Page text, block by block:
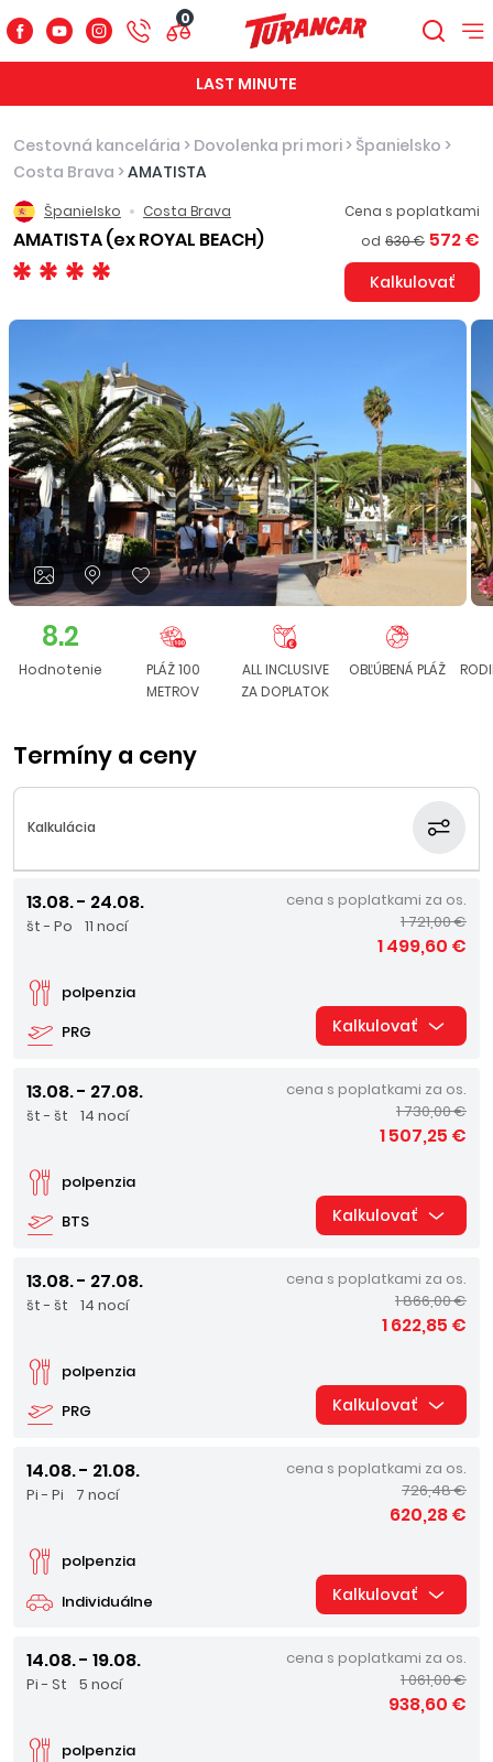
0
LAST MINUTE
Cestovná kancelária > Dovolenka pri mori > Španielsko >
Costa Brava >AMATISTA
Španielsko Costa Brava
AMATISTA (ex ROYAL BEACH)
Cena s poplatkami
od 630 € 572 €
Kalkulovať
8.2
Hodnotenie
PLÁŽ 100
METROV
ALL INCLUSIVE
ZA DOPLATOK
OBĽÚBENÁ PLÁŽ
Termíny a ceny
Kalkulácia
13.08. - 24.08.
št - Po 11 nocí
PRG
polpenzia
cena s poplatkami za os.
1 721,00 €
1 499,60 €
Kalkulovať
13.08. - 27.08.
št - št 14 nocí
BTS
polpenzia
cena s poplatkami za os.
1 730,00 €
1 507,25 €
Kalkulovať
13.08. - 27.08.
št - št 14 nocí
PRG
polpenzia
cena s poplatkami za os.
1 866,00 €
1 622,85 €
Kalkulovať
14.08. - 21.08.
Pi - Pi 7 nocí
Individuálne
polpenzia
cena s poplatkami za os.
726,48 €
620,28 €
Kalkulovať
14.08. - 19.08.
Pi - St 5 nocí
polpenzia
cena s poplatkami za os.
1 061,00 €
938,60 €